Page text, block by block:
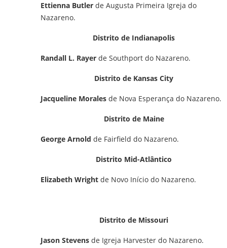
Ettienna Butler de Augusta Primeira Igreja do
Nazareno.
Distrito de Indianapolis
Randall L. Rayer de Southport do Nazareno.
Distrito de Kansas City
Jacqueline Morales de Nova Esperança do Nazareno.
Distrito de Maine
George Arnold de Fairfield do Nazareno.
Distrito Mid-Atlântico
Elizabeth Wright de Novo Início do Nazareno.
Distrito de Missouri
Jason Stevens de Igreja Harvester do Nazareno.